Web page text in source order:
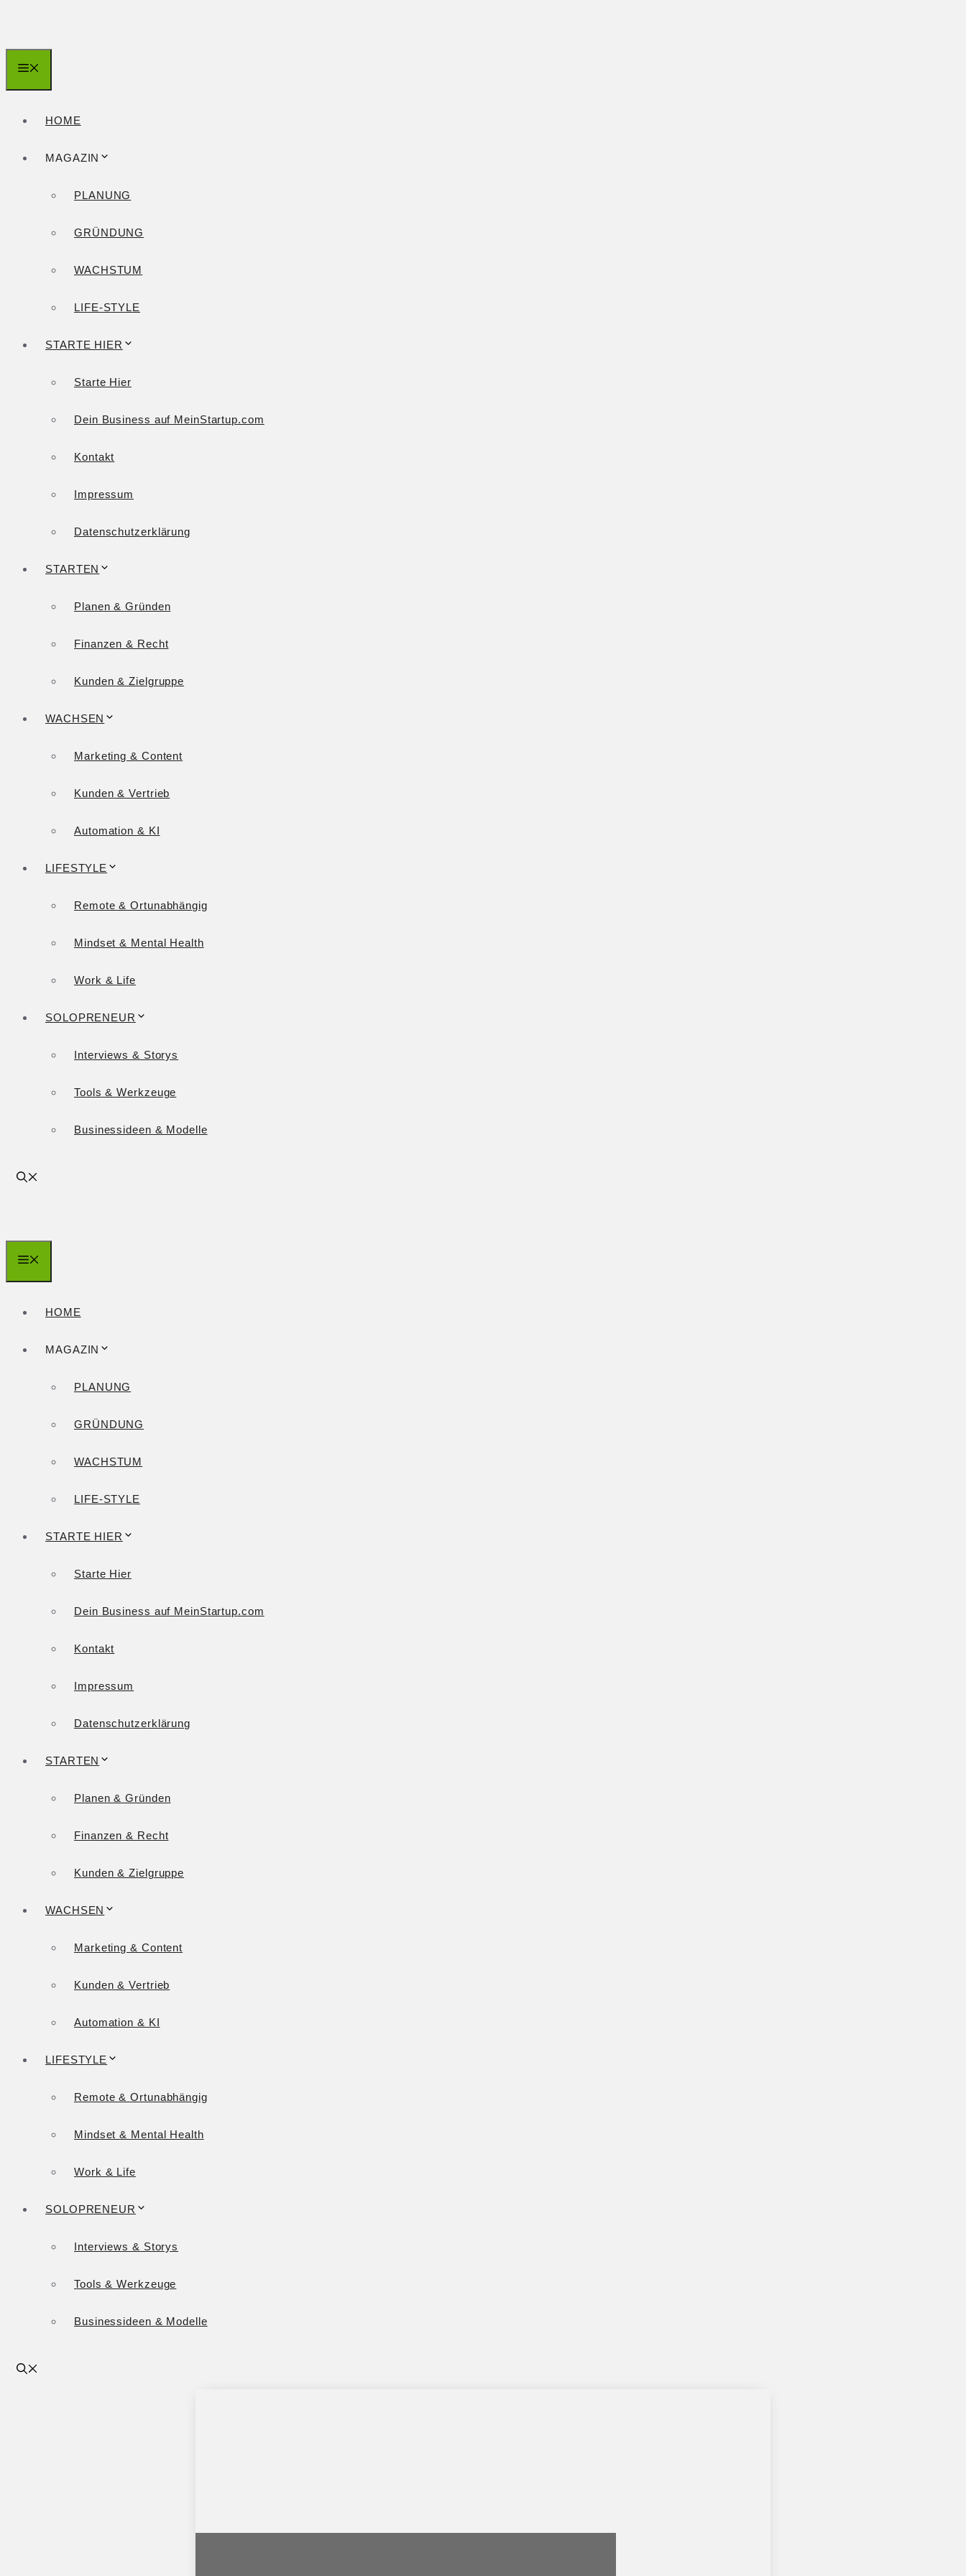
springen
HOME
MAGAZIN
PLANUNG
GRÜNDUNG
WACHSTUM
LIFE-STYLE
STARTE HIER
Starte Hier
Dein Business auf MeinStartup.com
Kontakt
Impressum
Datenschutzerklärung
STARTEN
Planen & Gründen
Finanzen & Recht
Kunden & Zielgruppe
WACHSEN
Marketing & Content
Kunden & Vertrieb
Automation & KI
LIFESTYLE
Remote & Ortunabhängig
Mindset & Mental Health
Work & Life
SOLOPRENEUR
Interviews & Storys
Tools & Werkzeuge
Businessideen & Modelle
HOME
MAGAZIN
PLANUNG
GRÜNDUNG
WACHSTUM
LIFE-STYLE
STARTE HIER
Starte Hier
Dein Business auf MeinStartup.com
Kontakt
Impressum
Datenschutzerklärung
STARTEN
Planen & Gründen
Finanzen & Recht
Kunden & Zielgruppe
WACHSEN
Marketing & Content
Kunden & Vertrieb
Automation & KI
LIFESTYLE
Remote & Ortunabhängig
Mindset & Mental Health
Work & Life
SOLOPRENEUR
Interviews & Storys
Tools & Werkzeuge
Businessideen & Modelle